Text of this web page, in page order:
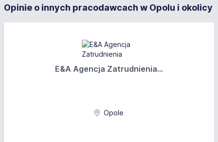
Opinie o innych pracodawcach w Opolu i okolicy
E&A Agencja Zatrudnienia...
Opole